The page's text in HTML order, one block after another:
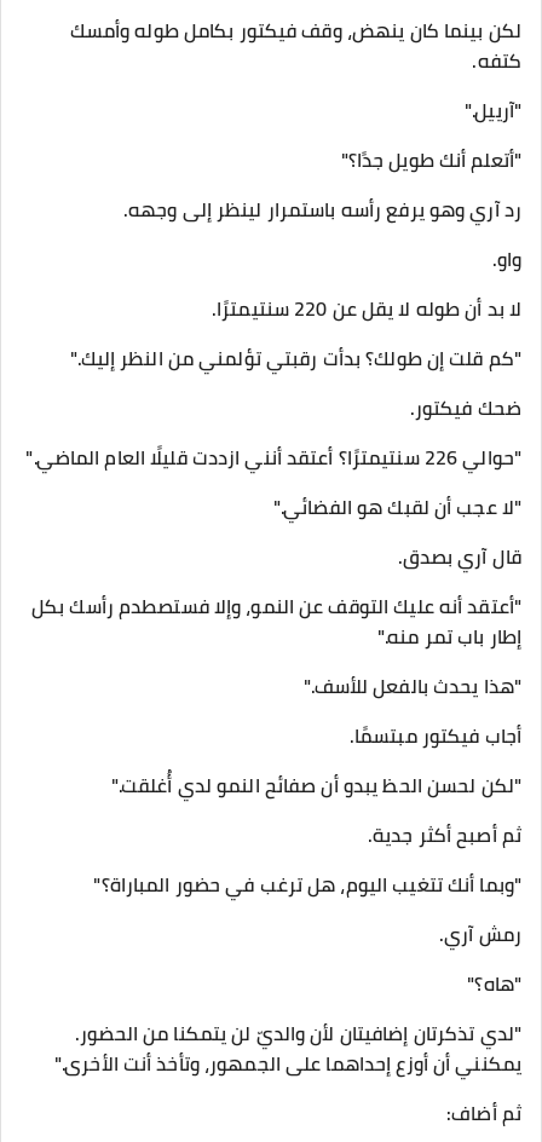
لكن بينما كان ينهض، وقف فيكتور بكامل طوله وأمسك
كتفه.
"آرييل."
"أتعلم أنك طويل جدًا؟"
رد آري وهو يرفع رأسه باستمرار لينظر إلى وجهه.
واو.
لا بد أن طوله لا يقل عن 220 سنتيمترًا.
"كم قلت إن طولك؟ بدأت رقبتي تؤلمني من النظر إليك."
ضحك فيكتور.
"حوالي 226 سنتيمترًا؟ أعتقد أنني ازددت قليلًا العام الماضي."
"لا عجب أن لقبك هو الفضائي."
قال آري بصدق.
"أعتقد أنه عليك التوقف عن النمو، وإلا فستصطدم رأسك بكل
إطار باب تمر منه."
"هذا يحدث بالفعل للأسف."
أجاب فيكتور مبتسمًا.
"لكن لحسن الحظ يبدو أن صفائح النمو لدي أُغلقت."
ثم أصبح أكثر جدية.
"وبما أنك تتغيب اليوم، هل ترغب في حضور المباراة؟"
رمش آري.
"هاه؟"
"لدي تذكرتان إضافيتان لأن والديّ لن يتمكنا من الحضور.
يمكنني أن أوزع إحداهما على الجمهور، وتأخذ أنت الأخرى."
ثم أضاف: